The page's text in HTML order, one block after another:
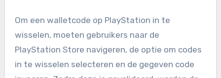
Om een walletcode op PlayStation in te
wisselen, moeten gebruikers naar de
PlayStation Store navigeren, de optie om codes
in te wisselen selecteren en de gegeven code